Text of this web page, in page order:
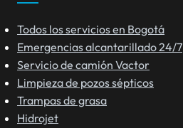
Todos los servicios en Bogotá
Emergencias alcantarillado 24/7
Servicio de camión Vactor
Limpieza de pozos sépticos
Trampas de grasa
Hidrojet